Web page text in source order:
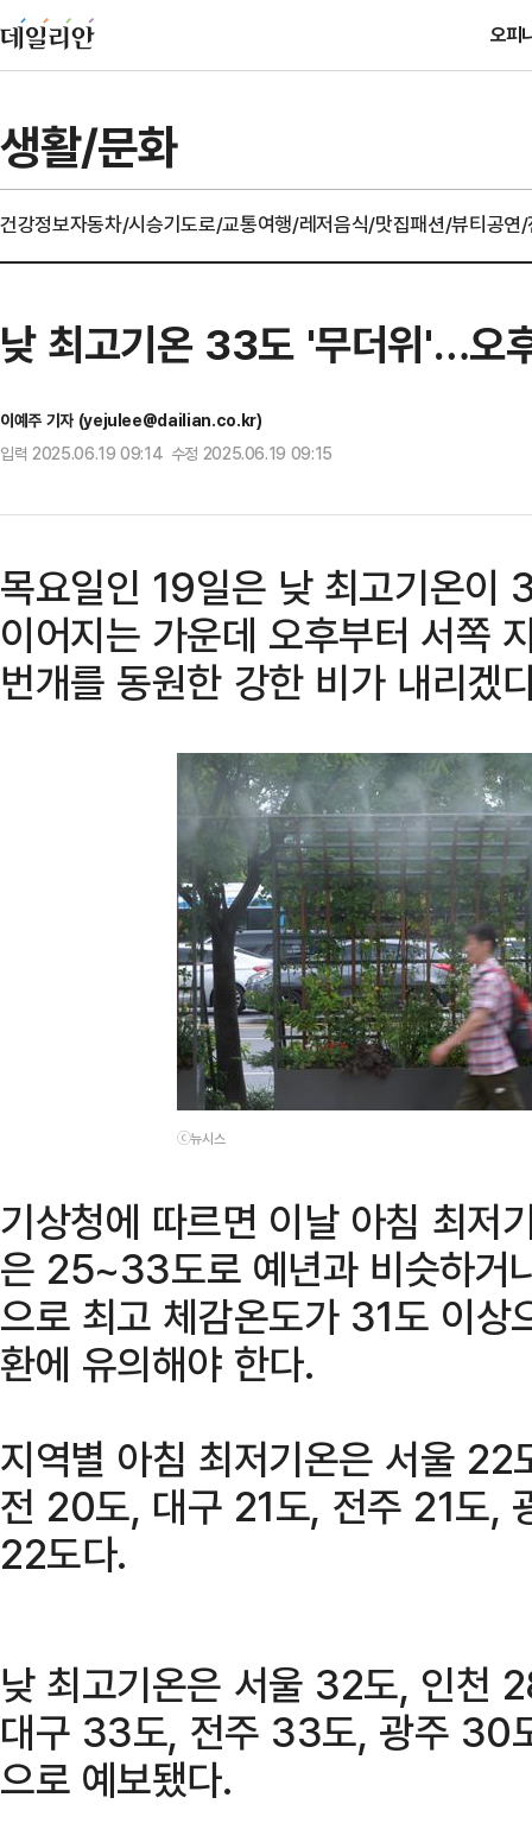
오피
생활/문화
건강정보자동차/시승기도로/교통여행/레저음식/맛집패션/뷰티공연
낮 최고기온 33도 '무더위'…오
이예주 기자 (yejulee@dailian.co.kr)
입력 2025.06.19 09:14 수정 2025.06.19 09:15
목요일인 19일은 낮 최고기온이
이어지는 가운데 오후부터 서쪽
번개를 동원한 강한 비가 내리겠
ⓒ뉴시스
기상청에 따르면 이날 아침 최
은 25~33도로 예년과 비슷하거
으로 최고 체감온도가 31도 이상
환에 유의해야 한다.
지역별 아침 최저기온은 서울
전 20도, 대구 21도, 전주 21도,
22도다.
낮 최고기온은 서울 32도, 인천
대구 33도, 전주 33도, 광주 30
으로 예보됐다.